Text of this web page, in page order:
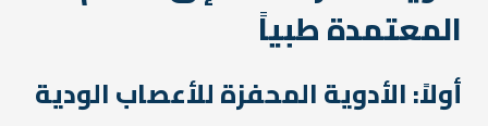
المعتمدة طبياً
أولاً: الأدوية المحفزة للأعصاب الودية